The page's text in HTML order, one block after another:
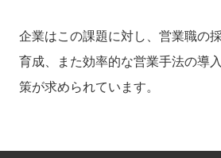
企業はこの課題に対し、営業職の
育成、また効率的な営業手法の導
策が求められています。